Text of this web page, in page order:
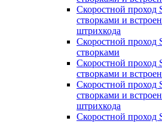
Скоростной проход
створками и
штрихкода
Скоростной проход
створками
Скоростной проход
створками и
Скоростной проход
створками и
штрихкода
Скоростной проход